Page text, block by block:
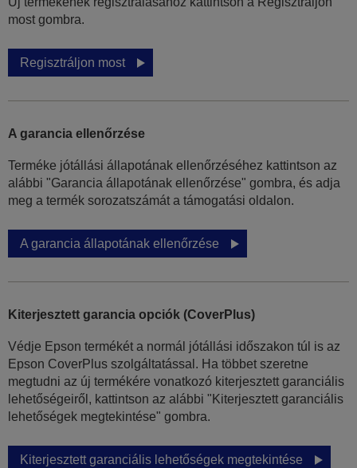
most gombra.
Regisztráljon most
A garancia ellenőrzése
Terméke jótállási állapotának ellenőrzéséhez kattintson az
alábbi "Garancia állapotának ellenőrzése" gombra, és adja
meg a termék sorozatszámát a támogatási oldalon.
A garancia állapotának ellenőrzése
Kiterjesztett garancia opciók (CoverPlus)
Védje Epson termékét a normál jótállási időszakon túl is az
Epson CoverPlus szolgáltatással. Ha többet szeretne
megtudni az új termékére vonatkozó kiterjesztett garanciális
lehetőségeiről, kattintson az alábbi "Kiterjesztett garanciális
lehetőségek megtekintése" gombra.
Kiterjesztett garanciális lehetőségek megtekintése